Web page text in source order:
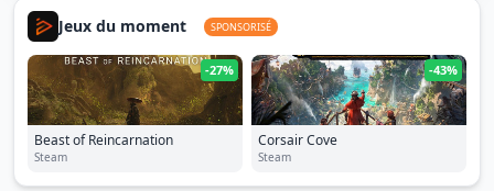
Jeux du moment SPONSORISÉ
-27%
Beast of Reincarnation
Steam
-43%
Corsair Cove
Steam